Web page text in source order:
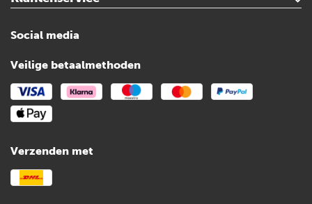
Contact
Mijn account
Veilig winkelen
Algemene voorwaarden
Privacy- en cookieverklaring
Disclaimer
Sitemap
Social media
Veilige betaalmethoden
Verzenden met